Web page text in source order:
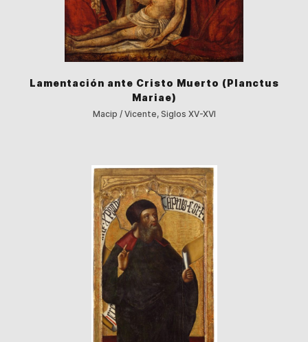
Lamentación ante Cristo Muerto (Planctus
Mariae)
Macip / Vicente, Siglos XV-XVI